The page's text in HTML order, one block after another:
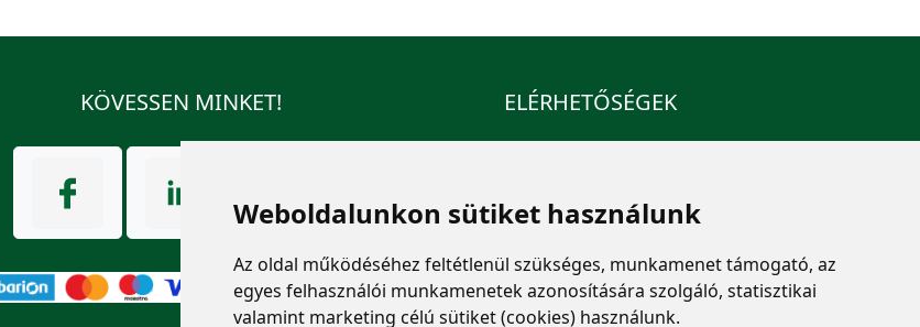
Weboldalunkon sütiket használunk
Az oldal működéséhez feltétlenül szükséges, munkamenet támogató, az
egyes felhasználói munkamenetek azonosítására szolgáló, statisztikai
valamint marketing célú sütiket (cookies) használunk.
KÖVESSEN MINKET! ELÉRHETŐSÉGEK
info@mprx.hu